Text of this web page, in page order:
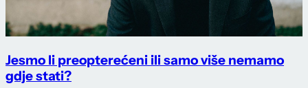
Jesmo li preopterećeni ili samo više nemamo
gdje stati?